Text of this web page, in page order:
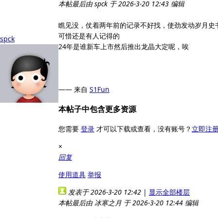
spck
本帖最后由 spck 于 2026-3-20 12:43 编辑
瞧见没，仗着两年前的记录不好找，使劲发动岁月史
可惜还是有人记得的
24年是谁新车上市然后推出龙晶大定呢，唉
—— 来自 S1Fun
本帖子中包含更多资源
您需要 登录 才可以下载或查看，没有账号？ 立即注
×
回复
使用道具 举报
发表于 2026-3-20 12:42 | 显示全部楼层
本帖最后由 冰寒之月 于 2026-3-20 12:44 编辑